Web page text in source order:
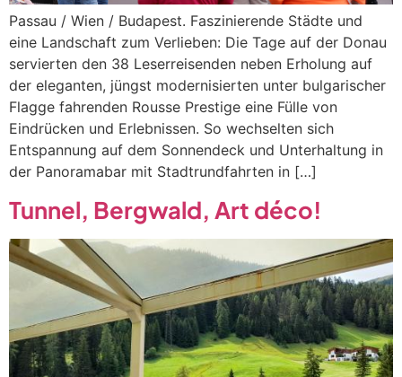
Passau / Wien / Budapest. Faszinierende Städte und
eine Landschaft zum Verlieben: Die Tage auf der Donau
servierten den 38 Leserreisenden neben Erholung auf
der eleganten, jüngst modernisierten unter bulgarischer
Flagge fahrenden Rousse Prestige eine Fülle von
Eindrücken und Erlebnissen. So wechselten sich
Entspannung auf dem Sonnendeck und Unterhaltung in
der Panoramabar mit Stadtrundfahrten in […]
Tunnel, Bergwald, Art déco!